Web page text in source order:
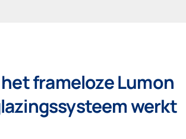
frameloze Lumon
werkt